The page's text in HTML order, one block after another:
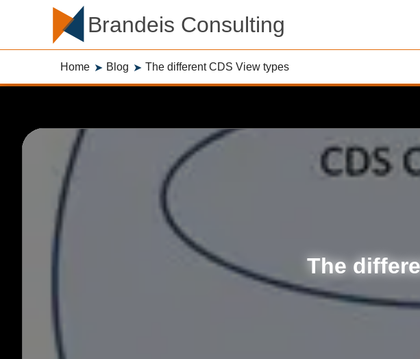
Brandeis Consulting
Home ➤ Blog ➤ The different CDS View types
The